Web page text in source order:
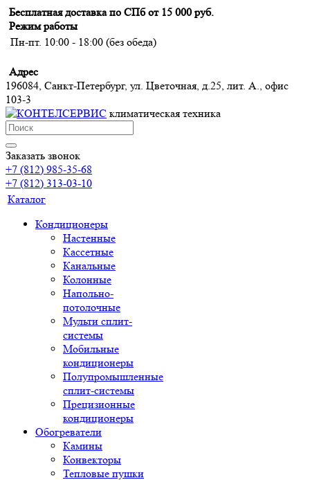
Бесплатная доставка по СПб от 15 000 руб.
Режим работы
Пн-пт. 10:00 - 18:00 (без обеда)
Адрес
196084, Санкт-Петербург, ул. Цветочная, д.25, лит. А., офис
103-3
климатическая техника
Заказать звонок
+7 (812) 985-35-68
+7 (812) 313-03-10
Каталог
Кондиционеры
Настенные
Кассетные
Канальные
Колонные
Напольно-
потолочные
Мульти сплит-
системы
Мобильные
кондиционеры
Полупромышленные
сплит-системы
Прецизионные
кондиционеры
Обогреватели
Камины
Конвекторы
Тепловые пушки